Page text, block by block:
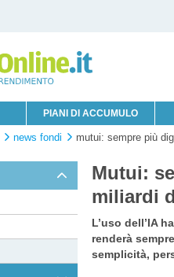
PIANI DI ACCUMULO
news fondi mutui: sempre più
Mutui:
miliardi
L’uso dell’IA
renderà
semplicità,